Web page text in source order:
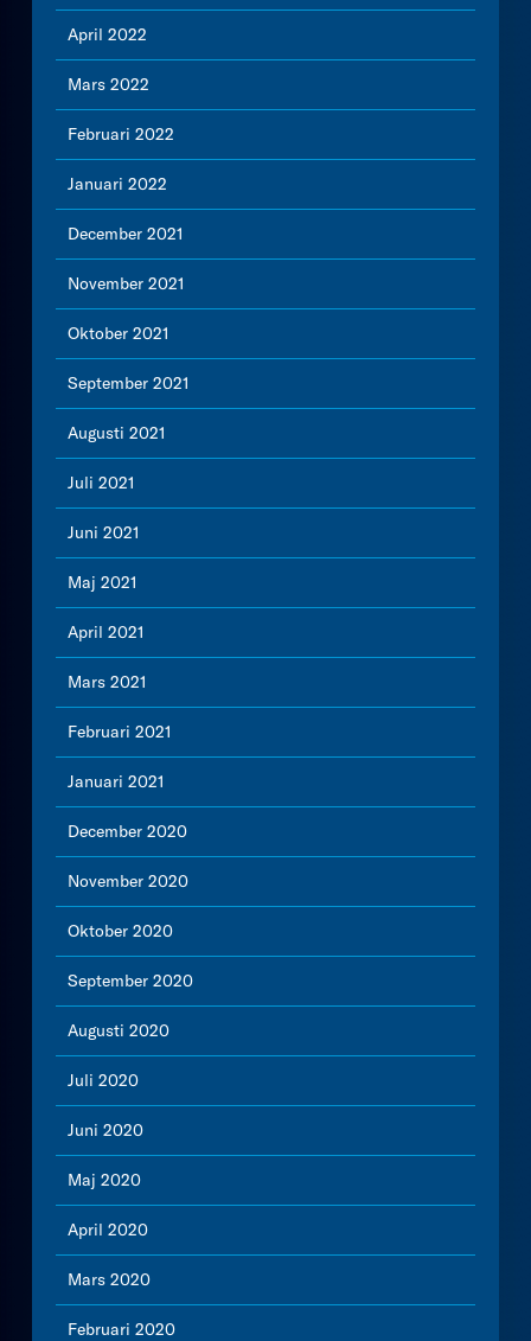
April 2022
Mars 2022
Februari 2022
Januari 2022
December 2021
November 2021
Oktober 2021
September 2021
Augusti 2021
Juli 2021
Juni 2021
Maj 2021
April 2021
Mars 2021
Februari 2021
Januari 2021
December 2020
November 2020
Oktober 2020
September 2020
Augusti 2020
Juli 2020
Juni 2020
Maj 2020
April 2020
Mars 2020
Februari 2020